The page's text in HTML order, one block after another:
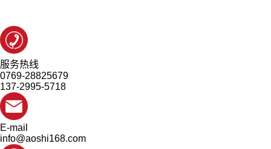
服务热线
0769-28825679
137-2995-5718
E-mail
info@aoshi168.com